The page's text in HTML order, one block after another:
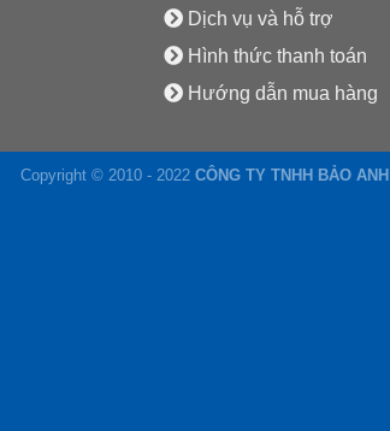
Dịch vụ và hỗ trợ
Hình thức thanh toán
Hướng dẫn mua hàng
Copyright © 2010 - 2022 CÔNG TY TNHH BẢO